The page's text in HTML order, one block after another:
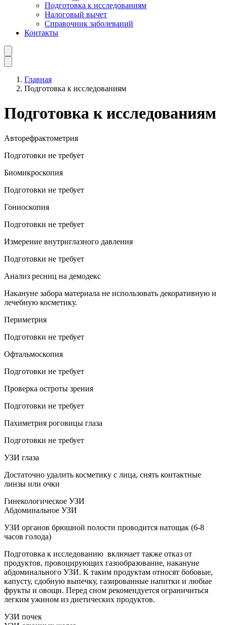
Подготовка к исследованиям
Налоговый вычет
Справочник заболеваний
Контакты
Главная
Подготовка к исследованиям
Подготовка к исследованиям
Авторефрактометрия
Подготовки не требует
Биомикроскопия
Подготовки не требует
Гониоскопия
Подготовки не требует
Измерение внутриглазного давления
Подготовки не требует
Анализ ресниц на демодекс
Накануне забора материала не использовать декоративную и
лечебную косметику.
Периметрия
Подготовки не требует
Офтальмоскопия
Подготовки не требует
Проверка остроты зрения
Подготовки не требует
Пахиметрия роговицы глаза
Подготовки не требует
УЗИ глаза
Достаточно удалить косметику с лица, снять контактные
линзы или очки
Гинекологическое УЗИ
Абдоминальное УЗИ
УЗИ органов брюшной полости проводится натощак (6-8
часов голода)
Подготовка к исследованию включает также отказ от
продуктов, провоцирующих газообразование, накануне
абдоминального УЗИ. К таким продуктам относят бобовые,
капусту, сдобную выпечку, газированные напитки и любые
фрукты и овощи. Перед сном рекомендуется ограничиться
легким ужином из диетических продуктов.
УЗИ почек